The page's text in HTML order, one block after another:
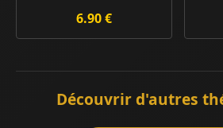
6.90 €
Découvrir d'autres